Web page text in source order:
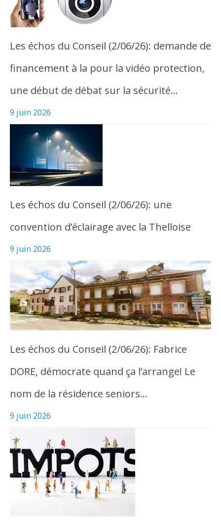
Les échos du Conseil (2/06/26): demande de
financement à la pour la vidéo protection,
une début de débat sur la sécurité…
9 juin 2026
Les échos du Conseil (2/06/26): une
convention d’éclairage avec la Thelloise
9 juin 2026
Les échos du Conseil (2/06/26): Fabrice
DORE, démocrate quand ça l’arrange! Le
nom de la résidence seniors…
9 juin 2026